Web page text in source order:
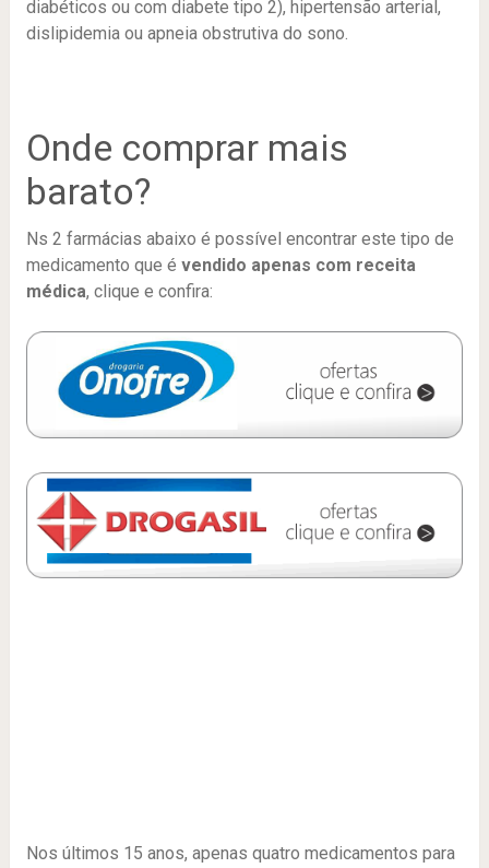
diabéticos ou com diabete tipo 2), hipertensão arterial,
dislipidemia ou apneia obstrutiva do sono.
Onde comprar mais
barato?
Ns 2 farmácias abaixo é possível encontrar este tipo de
medicamento que é vendido apenas com receita
médica, clique e confira:
Nos últimos 15 anos, apenas quatro medicamentos para